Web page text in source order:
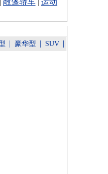
| 敞篷轿车 | 运动
豪华型 SUV